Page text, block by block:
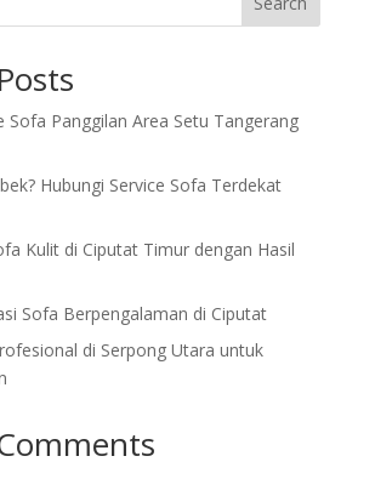
Sofa Panggilan Area Setu Tangerang
Hubungi Service Sofa Terdekat
Kulit di Ciputat Timur dengan Hasil
Sofa Berpengalaman di Ciputat
di Serpong Utara untuk